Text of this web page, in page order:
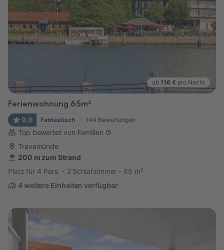
ab 116 € pro Nacht
Ferienwohnung 65m²
9,0 Fantastisch 144 Bewertungen
Top bewertet von Familien
Travemünde
200 m zum Strand
Platz für 4 Pers.
2 Schlafzimmer
65 m²
4 weitere Einheiten verfügbar